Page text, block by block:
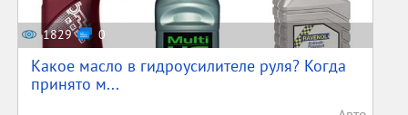
1829 0
Какое масло в гидроусилителе руля? Когда
принято м...